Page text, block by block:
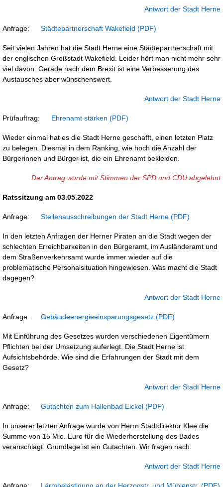
Antwort der Stadt Herne
Anfrage: Städtepartnerschaft Wakefield
Seit vielen Jahren hat die Stadt Herne eine Städtepartnerschaft mit
der englischen Großstadt Wakefield. Leider hört man nicht mehr sehr
viel davon. Gerade nach dem Brexit ist eine Verbesserung des
Austausches aber wünschenswert.
Antwort der Stadt Herne
Prüfauftrag: Ehrenamt stärken
Wieder einmal hat es die Stadt Herne geschafft, einen letzten Platz
zu belegen. Diesmal in dem Ranking, wie hoch die Anzahl der
Bürgerinnen und Bürger ist, die ein Ehrenamt bekleiden.
Der Antrag wurde mit Stimmen der SPD und CDU abgelehnt
Ratssitzung am 03.05.2022
Anfrage: Stellenausschreibungen der Stadt Herne
In den letzten Anfragen der Herner Piraten an die Stadt wegen der
schlechten Erreichbarkeiten in den Bürgeramt, im Ausländeramt und
dem Straßenverkehrsamt wurde immer wieder auf die
problematische Personalsituation hingewiesen. Was macht die Stadt
dagegen?
Antwort der Stadt Herne
Anfrage: Gebäudeenergieeinsparungsgesetz
Mit Einführung des Gesetzes wurden verschiedenen Eigentümern
Pflichten bei der Umsetzung auferlegt. Die Stadt Herne ist
Aufsichtsbehörde. Wie sind die Erfahrungen der Stadt mit dem
Gesetz?
Antwort der Stadt Herne
Anfrage: Gutachten zum Hallenbad Eickel
In unserer letzten Anfrage wurde von Herrn Stadtdirektor Klee die
Summe von 15 Mio. Euro für die Wiederherstellung des Bades
veranschlagt. Grundlage ist ein Gutachten. Wir fragen nach.
Antwort der Stadt Herne